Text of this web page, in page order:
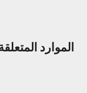
الموارد